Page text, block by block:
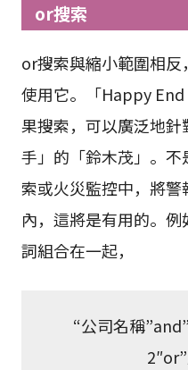
or搜索
or搜索與縮小範圍相
使用它。「Happy
果搜索，可以廣泛地
手」的「鈴木茂」。
索或火災監控中，將
內，這將是有用的。
詞組合在一起，
“公司名稱